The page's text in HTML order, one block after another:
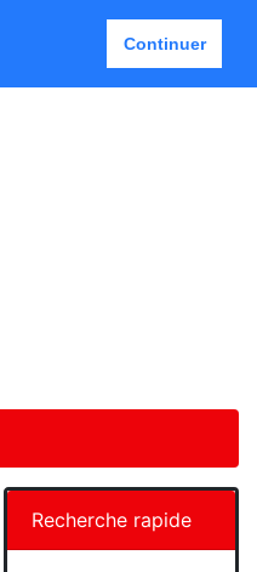
Continuer
2 article(s)
Recherche rapide